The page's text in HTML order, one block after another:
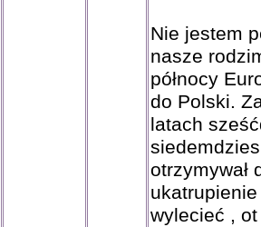
Nie jestem
nasze
północy
do Polski.
latach
otrzymywał
wylecieć ,